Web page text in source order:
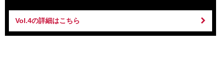
Vol.4の詳細はこちら